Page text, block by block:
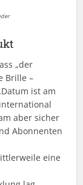
„der
Brille –
ist am
aber sicher
Abonnenten
eine